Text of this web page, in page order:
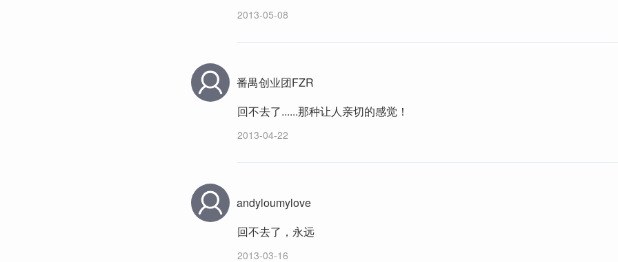
2013-05-08
番禺创业团FZR
回不去了......那种让人亲切的感觉！
2013-04-22
andyloumylove
回不去了，永远
2013-03-16